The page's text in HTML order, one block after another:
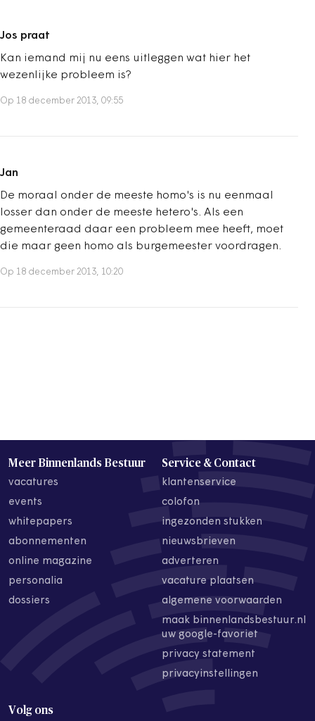
Jos praat
Kan iemand mij nu eens uitleggen wat hier het
wezenlijke probleem is?
Op 18 december 2013, 09:55
Jan
De moraal onder de meeste homo's is nu eenmaal
losser dan onder de meeste hetero's. Als een
gemeenteraad daar een probleem mee heeft, moet
die maar geen homo als burgemeester voordragen.
Op 18 december 2013, 10:20
Meer Binnenlands Bestuur
vacatures
events
whitepapers
abonnementen
online magazine
personalia
dossiers
Service & Contact
klantenservice
colofon
ingezonden stukken
nieuwsbrieven
adverteren
vacature plaatsen
algemene voorwaarden
maak binnenlandsbestuur.nl
uw google-favoriet
privacy statement
privacyinstellingen
Volg ons